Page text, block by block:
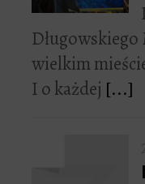
wielkim
I o każdej [...]